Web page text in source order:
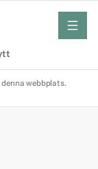
meny
webbplats.